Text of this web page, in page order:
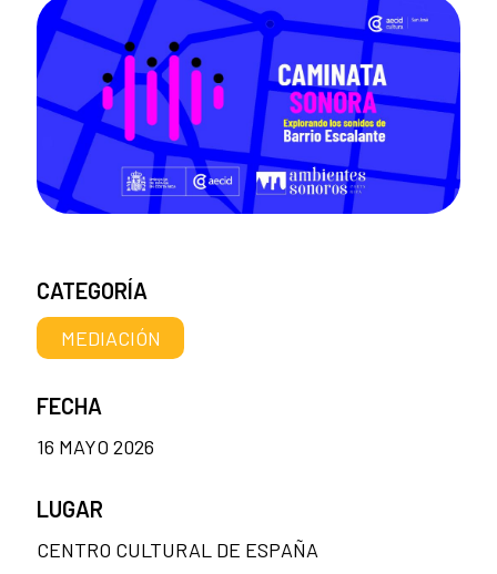
CATEGORÍA
MEDIACIÓN
FECHA
16 MAYO 2026
LUGAR
CENTRO CULTURAL DE ESPAÑA